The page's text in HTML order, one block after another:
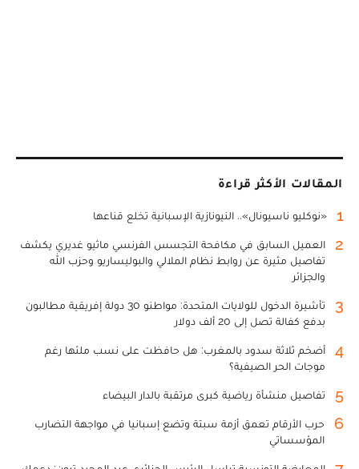
المقالات الأكثر قراءة
1 «نوكليو ناسيونال».. النيونازية الإسبانية تخلع قناعها
2
العميل السابق في مكافحة التجسس الفرنسي ماثيو غديري يكشف
تفاصيل مثيرة عن روابط نظام الملالي والبوليساريو وحزب الله
والجزائر
3
تأشيرة الدخول للولايات المتحدة: مواطنو 30 دولة إفريقية مطالبون
بدفع كفالة تصل إلى 20 ألف دولار
4
أضخم ثلاثة سدود بالمغرب: هل حافظت على نسب ملئها رغم
موجات الحر الصيفية؟
5 تفاصيل منشأة رياضية كبرى مرتقبة بالدار البيضاء
6
حرب الأرقام تعمق أزمة سبتة وتضع إسبانيا في مواجهة التضارب
المؤسساتي